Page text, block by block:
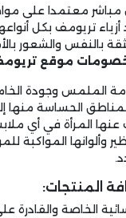
مباشر معتمدا على
تريومف بكل أنواعها
بالنفس والشعور
موقع
الملمس وجودة
الحساسة منها
المرأة في أي
وألوانها المواكبة
الخاصة والقادرة